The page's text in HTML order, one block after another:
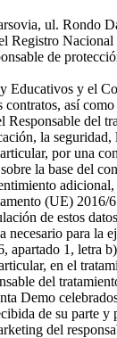
ul.
de
y el
así
del
la
por una
la base del
(UE)
de estos
necesario para
1, letra
en el
del
Demo
de su
del